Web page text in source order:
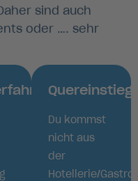
sind auch
oder …. sehr
Quereinstieg
Du kommst
nicht aus
der
Hotellerie/